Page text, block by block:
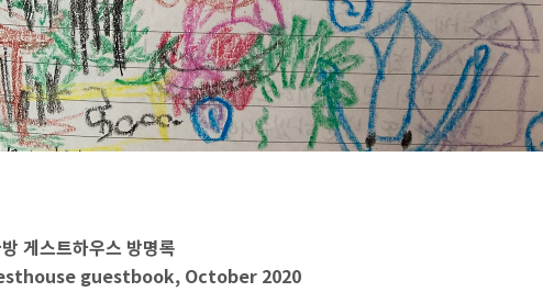
게스트하우스 방명록
guestbook, October 2020